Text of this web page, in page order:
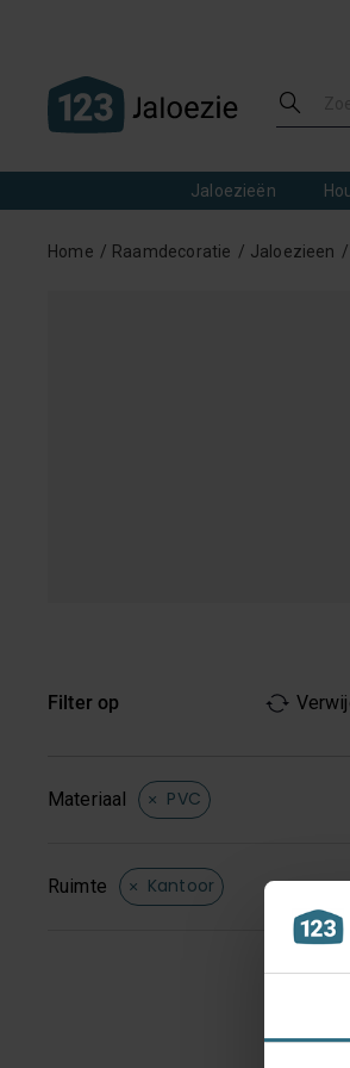
Jaloezieën
Home Raamdecoratie Jaloezieen
Filter op
Materiaal PVC
Ruimte Kantoor